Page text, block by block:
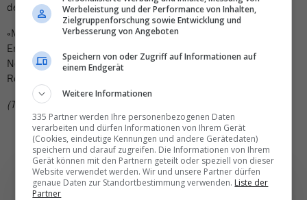
der Fantasie reale und inspirierende Erfahrungen.
«Made in Singapore» ersetzt die internationale
Erholungskampagne «SingapoReimagine» des STB, die im
November 2020 gestartet wurde, um die Leidenschaft für das
Reisen nach Singapur neu zu entfachen.
(TN)
Werbeleistung und der Performance von Inhalten,
Zielgruppenforschung sowie Entwicklung und
Verbesserung von Angeboten
Speichern von oder Zugriff auf Informationen auf
einem Endgerät
Weitere Informationen
335 Partner werden Ihre personenbezogenen Daten
verarbeiten und dürfen Informationen von Ihrem Gerät
(Cookies, eindeutige Kennungen und andere Gerätedaten)
speichern und darauf zugreifen. Die Informationen von Ihrem
Gerät können mit den Partnern geteilt oder speziell von dieser
Website verwendet werden. Wir und unsere Partner dürfen
genaue Daten zur Standortbestimmung verwenden. Liste der
Partner